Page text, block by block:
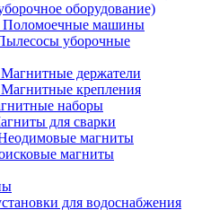
оборудование)
Поломоечные машины
уборочные
Магнитные держатели
Магнитные крепления
наборы
для сварки
магниты
магниты